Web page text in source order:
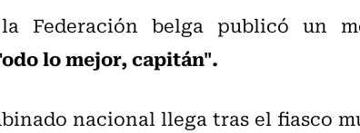
Federación belga publicó un
lo mejor, capitán".
nacional llega tras el fiasco